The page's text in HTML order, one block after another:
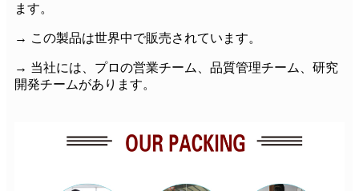
ます。
→ この製品は世界中で販売されています。
→ 当社には、プロの営業チーム、品質管理チーム、研究
開発チームがあります。